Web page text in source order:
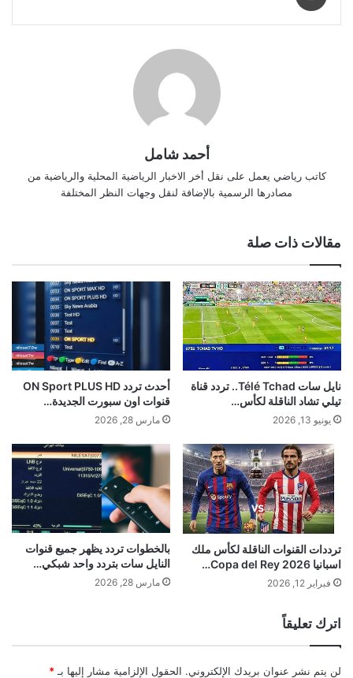
أحمد شامل
كاتب رياضي يعمل على نقل أخر الاخبار الرياضية المحلية والرياضية من
مصادرها الرسمية بالإضافة لنقل وجهات النظر المختلفة
مقالات ذات صلة
نايل سات Télé Tchad.. تردد قناة
تيلي تشاد الناقلة لكأس…
يونيو 13, 2026
أحدث تردد ON Sport PLUS HD
قنوات اون سبورت الجديدة…
مارس 28, 2026
ترددات القنوات الناقلة لكأس ملك
اسبانيا Copa del Rey 2026…
فبراير 12, 2026
بالخطوات تردد يظهر جميع قنوات
النايل سات بتردد واحد شبكي…
مارس 28, 2026
اترك تعليقاً
لن يتم نشر عنوان بريدك الإلكتروني. الحقول الإلزامية مشار إليها بـ *